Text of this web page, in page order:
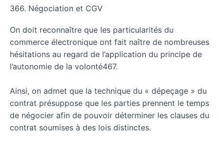
366. Négociation et CGV
On doit reconnaître que les particularités du
commerce électronique ont fait naître de nombreuses
hésitations au regard de l’application du principe de
l’autonomie de la volonté467.
Ainsi, on admet que la technique du « dépeçage » du
contrat présuppose que les parties prennent le temps
de négocier afin de pouvoir déterminer les clauses du
contrat soumises à des lois distinctes.